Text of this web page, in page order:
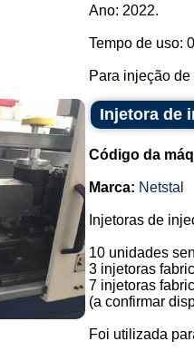
Ano: 2022.
Tempo de uso:
Para injeção
Injetora de
Código da
Marca: Netstal
Injetoras de
10 unidades
3 injetoras
7 injetoras
(a confirmar
Foi utilizada